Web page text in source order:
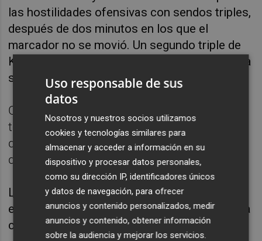
las hostilidades ofensivas con sendos triples,
después de dos minutos en los que el
marcador no se movió. Un segundo triple de
Kormaz volvió a poner arriba en el marcador a
su equipo, 45-43 (m.24).
Cada posesión, cada ataque comenzó a
tener un valor intrínseco importante en los
dos equipos ante la eficiencia de ambas
defensas y los errores de tiro.
La aparición de Alberto Díaz y Usman Garuba
en los últimos instantes permitieron a España
cerrar el tercer cuarto con 50-56 a su favor.
Uso responsable de sus
datos
Nosotros y nuestros socios utilizamos
cookies y tecnologías similares para
almacenar y acceder a información en su
dispositivo y procesar datos personales,
como su dirección IP, identificadores únicos
y datos de navegación, para ofrecer
anuncios y contenido personalizados, medir
anuncios y contenido, obtener información
sobre la audiencia y mejorar los servicios.